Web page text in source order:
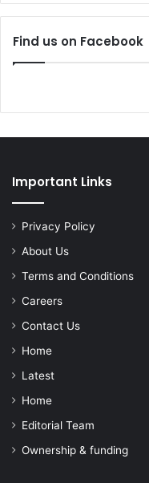
Find us on Facebook
Important Links
Privacy Policy
About Us
Terms and Conditions
Careers
Contact Us
Home
Latest
Home
Editorial Team
Ownership & funding